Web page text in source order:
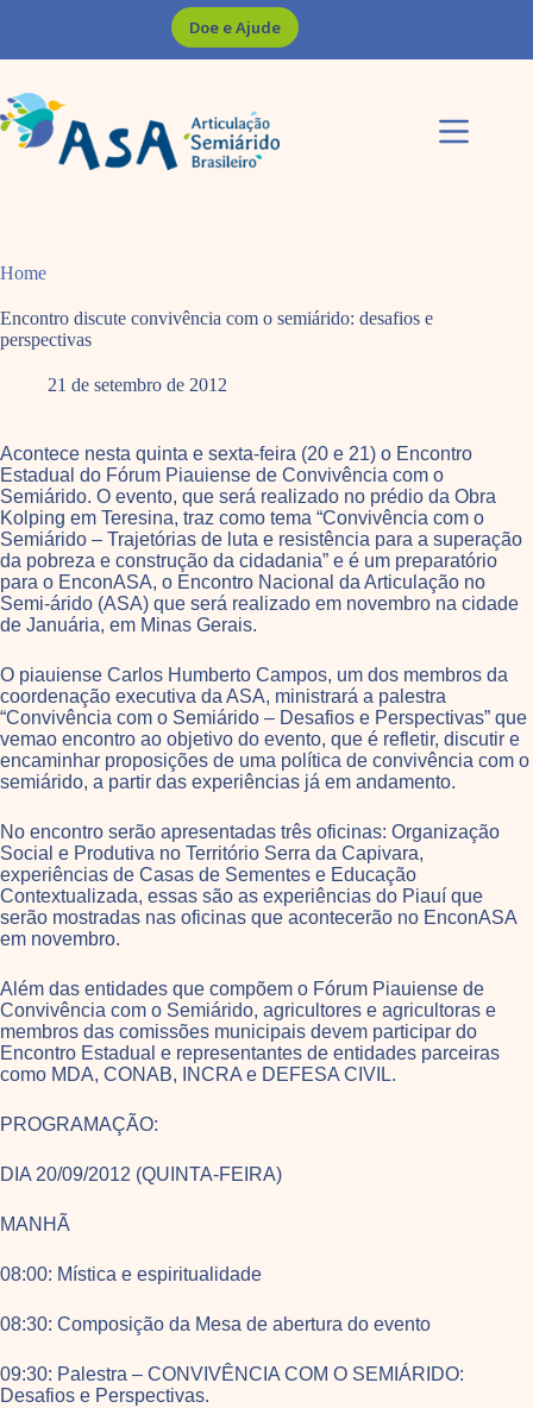
Doe e Ajude
Home
Encontro discute convivência com o semiárido: desafios e
perspectivas
21 de setembro de 2012
Acontece nesta quinta e sexta-feira (20 e 21) o Encontro
Estadual do Fórum Piauiense de Convivência com o
Semiárido. O evento, que será realizado no prédio da Obra
Kolping em Teresina, traz como tema “Convivência com o
Semiárido – Trajetórias de luta e resistência para a superação
da pobreza e construção da cidadania” e é um preparatório
para o EnconASA, o Encontro Nacional da Articulação no
Semi-árido (ASA) que será realizado em novembro na cidade
de Januária, em Minas Gerais.
O piauiense Carlos Humberto Campos, um dos membros da
coordenação executiva da ASA, ministrará a palestra
“Convivência com o Semiárido – Desafios e Perspectivas” que
vemao encontro ao objetivo do evento, que é refletir, discutir e
encaminhar proposições de uma política de convivência com o
semiárido, a partir das experiências já em andamento.
No encontro serão apresentadas três oficinas: Organização
Social e Produtiva no Território Serra da Capivara,
experiências de Casas de Sementes e Educação
Contextualizada, essas são as experiências do Piauí que
serão mostradas nas oficinas que acontecerão no EnconASA
em novembro.
Além das entidades que compõem o Fórum Piauiense de
Convivência com o Semiárido, agricultores e agricultoras e
membros das comissões municipais devem participar do
Encontro Estadual e representantes de entidades parceiras
como MDA, CONAB, INCRA e DEFESA CIVIL.
PROGRAMAÇÃO:
DIA 20/09/2012 (QUINTA-FEIRA)
MANHÃ
08:00: Mística e espiritualidade
08:30: Composição da Mesa de abertura do evento
09:30: Palestra – CONVIVÊNCIA COM O SEMIÁRIDO:
Desafios e Perspectivas.